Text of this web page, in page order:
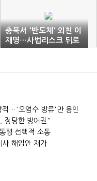
충북서 '반도체' 외친 이
재명…사법리스크 뒤로
하고 '민생 행보' 박차
적…'오염수 방류'만 용인
정당한 방어권"
령 선택적 소통
사 해임안 재가